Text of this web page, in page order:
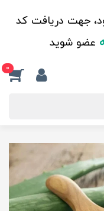
جهت دریافت کد
عضو شوید
0